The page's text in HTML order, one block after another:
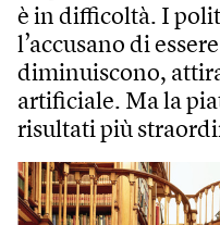
è in difficoltà. I
l’accusano di
diminuiscono,
artificiale. Ma la
risultati più